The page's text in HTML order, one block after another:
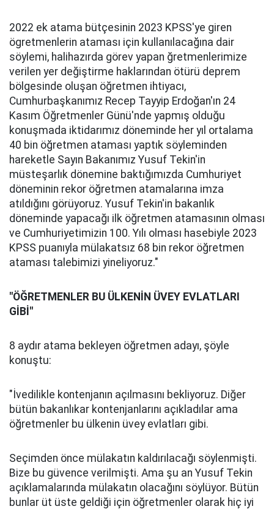
2022 ek atama bütçesinin 2023 KPSS'ye giren
ögretmenlerin ataması için kullanılacağına dair
söylemi, halihazırda görev yapan ğretmenlerimize
verilen yer değiştirme haklarından ötürü deprem
bölgesinde oluşan öğretmen ihtiyacı,
Cumhurbaşkanımız Recep Tayyip Erdoğan'ın 24
Kasım Öğretmenler Günü'nde yapmış olduğu
konuşmada iktidarımız döneminde her yıl ortalama
40 bin öğretmen ataması yaptık söyleminden
hareketle Sayın Bakanımız Yusuf Tekin'in
müsteşarlık dönemine baktığımızda Cumhuriyet
döneminin rekor öğretmen atamalarına imza
atıldığını görüyoruz. Yusuf Tekin'in bakanlık
döneminde yapacağı ilk öğretmen atamasının olması
ve Cumhuriyetimizin 100. Yılı olması hasebiyle 2023
KPSS puanıyla mülakatsız 68 bin rekor öğretmen
ataması talebimizi yineliyoruz."
"ÖĞRETMENLER BU ÜLKENİN ÜVEY EVLATLARI
GİBİ"
8 aydır atama bekleyen öğretmen adayı, şöyle
konuştu:
"İvedilikle kontenjanın açılmasını bekliyoruz. Diğer
bütün bakanlıkar kontenjanlarını açıkladılar ama
öğretmenler bu ülkenin üvey evlatları gibi.
Seçimden önce mülakatın kaldırılacağı söylenmişti.
Bize bu güvence verilmişti. Ama şu an Yusuf Tekin
açıklamalarında mülakatın olacağını söylüyor. Bütün
bunlar üt üste geldiği için öğretmenler olarak hiç iyi